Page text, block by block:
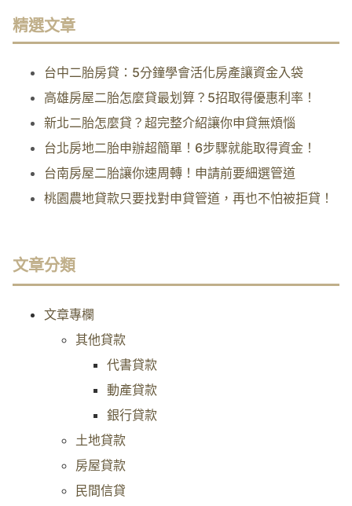
精選文章
台中二胎房貸：5分鐘學會活化房產讓資金入袋
高雄房屋二胎怎麼貸最划算？5招取得優惠利率！
新北二胎怎麼貸？超完整介紹讓你申貸無煩惱
台北房地二胎申辦超簡單！6步驟就能取得資金！
台南房屋二胎讓你速周轉！申請前要細選管道
桃園農地貸款只要找對申貸管道，再也不怕被拒貸！
文章分類
文章專欄
其他貸款
代書貸款
動產貸款
銀行貸款
土地貸款
房屋貸款
民間信貸